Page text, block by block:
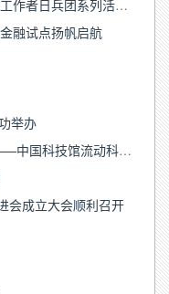
2026年全国科技活动周和全国科技工作者日兵团系列活动火热开展
融试点扬帆启航
举办
流动科普启新程 巡展送教暖疆乡 ——中国科技馆流动科普设施精准服务兵团站活动在第十三师新星市启动
会成立大会顺利召开